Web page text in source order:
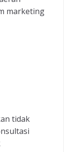
marketing
tidak